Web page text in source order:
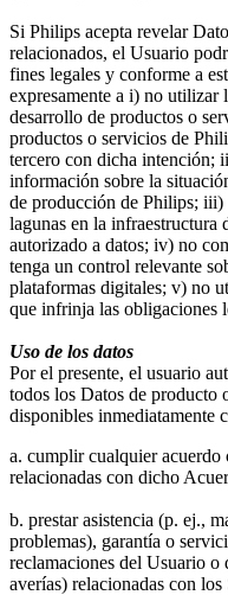
Si Philips acepta revelar
relacionados, el Usuario
fines legales y conforme a
expresamente a i) no utilizar
desarrollo de productos o
productos o servicios de
tercero con dicha intención;
información sobre la
de producción de Philips;
lagunas en la infraestructura
autorizado a datos; iv) no
tenga un control relevante
plataformas digitales; v) no
que infrinja las obligaciones
Uso de los datos
Por el presente, el usuario
todos los Datos de producto
disponibles inmediatamente
a. cumplir cualquier
relacionadas con dicho
b. prestar asistencia (p. ej.,
problemas), garantía o
reclamaciones del Usuario o
averías) relacionadas con los